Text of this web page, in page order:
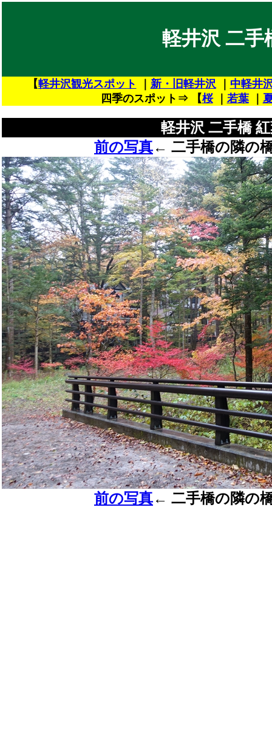
軽井沢 二手
【軽井沢観光スポット 新・旧軽井沢
中軽井
四季のスポット⇒ 【桜｜ 若葉｜
軽井沢 二手橋
前の写真← 二手橋の隣の
前の写真← 二手橋の隣の